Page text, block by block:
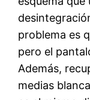
problema es
pero el
Además,
medias